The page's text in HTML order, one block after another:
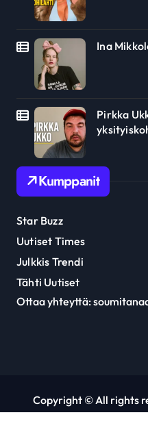
Ina
Pirkka
Kumppanit
Star Buzz
Uutiset Times
Julkkis Trendi
Tähti Uutiset
Ottaa yhteyttä:
Copyright © All rights